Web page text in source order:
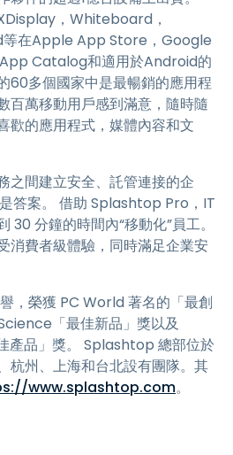
，Whiteboard，
在Apple App Store，Google
Catalog和適用於Android的
多個國家中是最暢銷的應用程
百萬移動用戶感到滿意，隨時隨
歡的應用程式，媒體內容和文
之間建立安全、託管連接的企
答案。 借助 Splashtop Pro，IT
30 分鐘的時間內“移動化”員工。
消費者級體驗，同時滿足企業安
，榮獲 PC World 著名的「最創
「最佳新品」獎以及
產品」獎。 Splashtop 總部位於
杭州、上海和台北設有團隊。其
www.splashtop.com。